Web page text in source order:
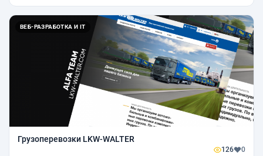
ВЕБ-РАЗРАБОТКА И IT
Грузоперевозки LKW-WALTER
126 0